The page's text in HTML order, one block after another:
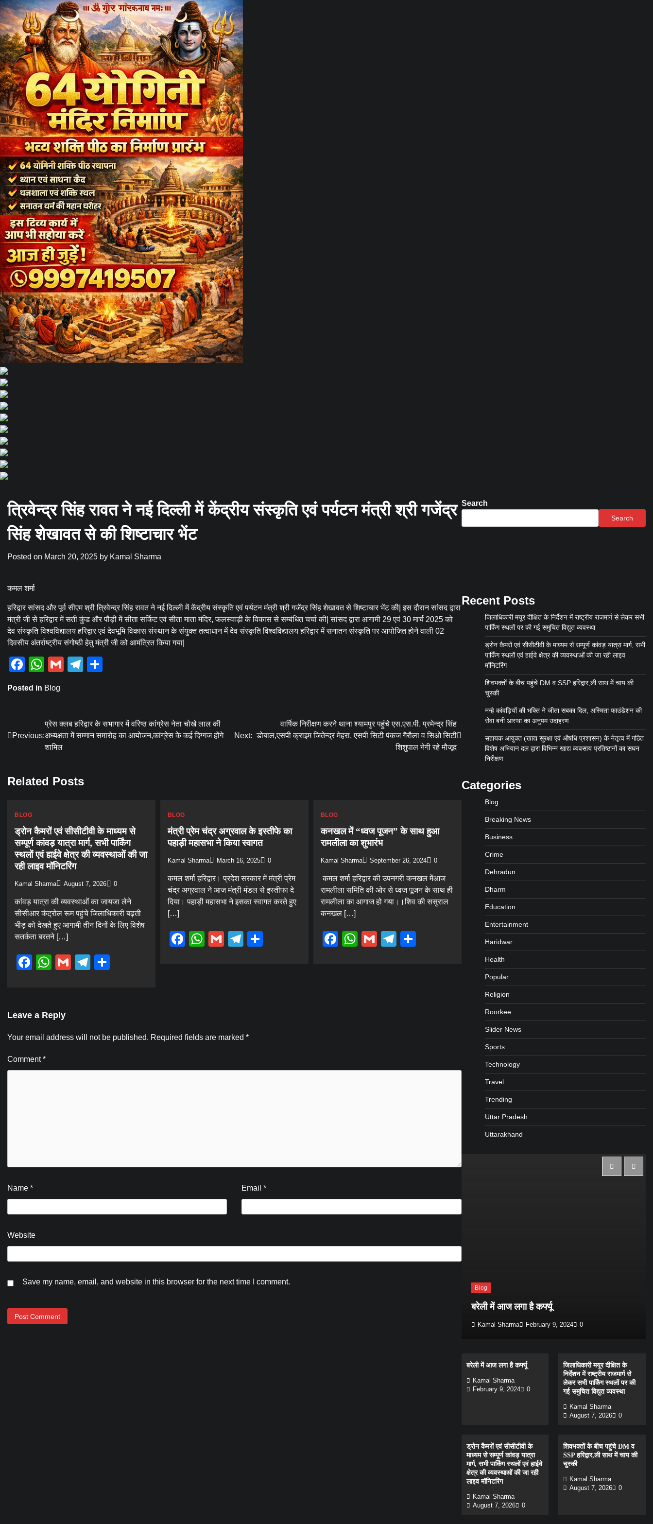
त्रिवेन्द्र सिंह रावत ने नई दिल्ली में केंद्रीय संस्कृति एवं पर्यटन मंत्री श्री गजेंद्र
सिंह शेखावत से की शिष्टाचार भेंट
Posted on March 20, 2025 by Kamal Sharma
कमल शर्मा
हरिद्वार सांसद और पूर्व सीएम श्री त्रिवेन्द्र सिंह रावत ने नई दिल्ली में केंद्रीय संस्कृति एवं पर्यटन मंत्री श्री गजेंद्र सिंह शेखावत से शिष्टाचार भेंट की| इस दौरान सांसद द्वारा
मंत्री जी से हरिद्वार में सती कुंड और पौड़ी में सीता सर्किट एवं सीता माता मंदिर, फलस्वाड़ी के विकास से सम्बंधित चर्चा की| सांसद द्वारा आगामी 29 एवं 30 मार्च 2025 को
देव संस्कृति विश्वविद्यालय हरिद्वार एवं देवभूमि विकास संस्थान के संयुक्त तत्वाधान में देव संस्कृति विश्वविद्यालय हरिद्वार में सनातन संस्कृति पर आयोजित होने वाली 02
दिवसीय अंतर्राष्ट्रीय संगोष्ठी हेतु मंत्री जी को आमंत्रित किया गया|
Facebook
WhatsApp
GmailTelegram
Posted in Blog
navigation
Previous:
प्रेस क्लब हरिद्वार के सभागार में वरिष्ठ कांग्रेस नेता चोखे लाल की
अध्यक्षता में सम्मान समारोह का आयोजन,कांग्रेस के कई दिग्गज होंगे
शामिल
Next:
वार्षिक निरीक्षण करने थाना श्यामपुर पहुंचे एस.एस.पी. प्रमेन्द्र सिंह
डोबाल,एसपी क्राइम जितेन्द्र मेहरा, एसपी सिटी पंकज गैरौला व सिओ सिटी
शिशुपाल नेगी रहे मौजूद
Related Posts
BLOG
ड्रोन कैमरों एवं सीसीटीवी के माध्यम से
सम्पूर्ण कांवड़ यात्रा मार्ग, सभी पार्किंग
स्थलों एवं हाईवे क्षेत्र की व्यवस्थाओं की जा
रही लाइव मॉनिटरिंग
Kamal Sharma August 7, 2026 0
कांवड़ यात्रा की व्यवस्थाओं का जायजा लेने
सीसीआर कंट्रोल रूम पहुंचे जिलाधिकारी बढ़ती
भीड़ को देखते हुए आगामी तीन दिनों के लिए विशेष
सतर्कता बरतने […]
Facebook
WhatsApp
GmailTelegram
BLOG
मंत्री प्रेम चंद्र अग्रवाल के इस्तीफे का
पहाड़ी महासभा ने किया स्वागत
Kamal Sharma March 16, 2025 0
कमल शर्मा हरिद्वार। प्रदेश सरकार में मंत्री प्रेम
चंद्र अग्रवाल ने आज मंत्री मंडल से इस्तीफा दे
दिया। पहाड़ी महासभा ने इसका स्वागत करते हुए
[…]
Facebook
WhatsApp
GmailTelegram
BLOG
कनखल में “ध्वज पूजन” के साथ हुआ
रामलीला का शुभारंभ
Kamal Sharma September 26, 2024 0
कमल शर्मा हरिद्वार की उपनगरी कनखल मेंआज
रामलीला समिति की ओर से ध्वज पूजन के साथ ही
रामलीला का आगाज हो गया।।शिव की ससुराल
कनखल […]
Facebook
WhatsApp
GmailTelegram
Leave a Reply
Your email address will not be published. Required fields are marked *
Comment*
Name * Email*
Website
Save my name, email, and website in this browser for the next time I comment.
Search
Search
Recent Posts
जिलाधिकारी मयूर दीक्षित के निर्देशन में राष्ट्रीय राजमार्ग से लेकर सभी
पार्किंग स्थलों पर की गई समुचित विद्युत व्यवस्था
ड्रोन कैमरों एवं सीसीटीवी के माध्यम से सम्पूर्ण कांवड़ यात्रा मार्ग, सभी
पार्किंग स्थलों एवं हाईवे क्षेत्र की व्यवस्थाओं की जा रही लाइव
मॉनिटरिंग
शिवभक्तों के बीच पहुंचे DM व SSP हरिद्वार,ली साथ में चाय की
चुस्की
नन्हे कांवड़ियों की भक्ति ने जीता सबका दिल, अस्मिता फाउंडेशन की
सेवा बनी आस्था का अनुपम उदाहरण
सहायक आयुक्त (खाद्य सुरक्षा एवं औषधि प्रशासन) के नेतृत्व में गठित
विशेष अभियान दल द्वारा विभिन्न खाद्य व्यवसाय प्रतिष्ठानों का सघन
निरीक्षण
Categories
Blog
Breaking News
Business
Crime
Dehradun
Dharm
Education
Entertainment
Haridwar
Health
Popular
Religion
Roorkee
Slider News
Sports
Technology
Travel
Trending
Uttar Pradesh
Uttarakhand
सहायक आयुक्त (खाद्य सुरक्षा एवं औषधि प्रशासन)
Blog
बरेली में आज लगा है कर्फ्यू
Kamal Sharma February 9, 2024 0
बरेली में आज लगा है कर्फ्यू
Kamal Sharma
February 9, 2024
0
जिलाधिकारी मयूर दीक्षित के
निर्देशन में राष्ट्रीय राजमार्ग से
लेकर सभी पार्किंग स्थलों पर की
गई समुचित विद्युत व्यवस्था
Kamal Sharma
August 7, 2026
0
ड्रोन कैमरों एवं सीसीटीवी के
माध्यम से सम्पूर्ण कांवड़ यात्रा
मार्ग, सभी पार्किंग स्थलों एवं हाईवे
क्षेत्र की व्यवस्थाओं की जा रही
लाइव मॉनिटरिंग
Kamal Sharma
August 7, 2026
0
शिवभक्तों के बीच पहुंचे DM व
SSP हरिद्वार,ली साथ में चाय की
चुस्की
Kamal Sharma
August 7, 2026
0